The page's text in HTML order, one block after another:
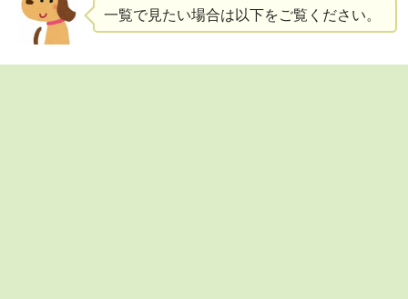
一覧で見たい場合は以下をご覧ください。